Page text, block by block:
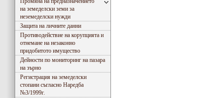
на земеделски земи за
неземеделски нужди
Защита на личните данни
Противодействие на корупцията и
отнемане на незаконно
придобитото имущество
Дейности по мониторинг на пазара
на зърно
Регистрация на земеделски
стопани съгласно Наредба
№3/1999г.